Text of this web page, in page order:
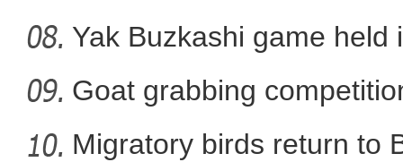
Yak Buzkashi game held
Goat grabbing
Migratory birds return to